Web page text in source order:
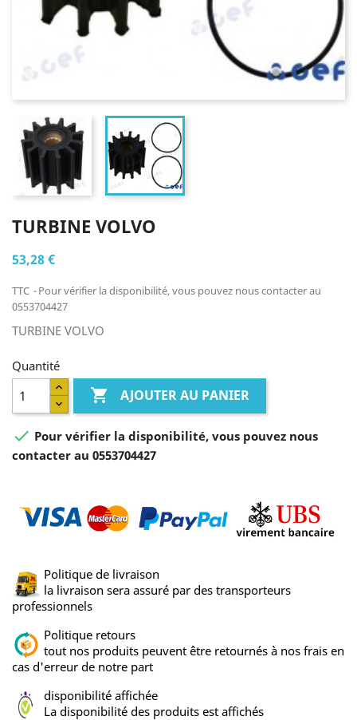
TURBINE VOLVO
53,28 €
TTC
Pour vérifier la disponibilité, vous pouvez nous contacter au
0553704427
TURBINE VOLVO
Quantité
 AJOUTER AU PANIER
 Pour vérifier la disponibilité, vous pouvez nous
contacter au 0553704427
Politique de livraison
la livraison sera assuré par des transporteurs
professionnels
Politique retours
tout nos produits peuvent être retournés à nos frais en
cas d'erreur de notre part
disponibilité affichée
La disponibilité des produits est affichés